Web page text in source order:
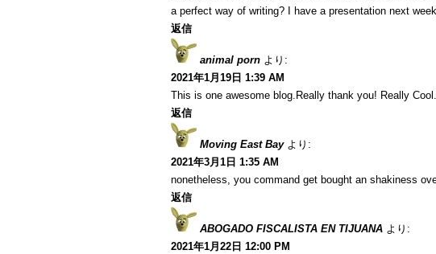
a perfect way of writing? I have a presentation next
返信
animal porn より:
2021年1月19日 1:39 AM
This is one awesome blog.Really thank you! Really Cool.
返信
Moving East Bay より:
2021年3月1日 1:35 AM
nonetheless, you command get bought an shakiness
返信
ABOGADO FISCALISTA EN TIJUANA より:
2021年1月22日 12:00 PM